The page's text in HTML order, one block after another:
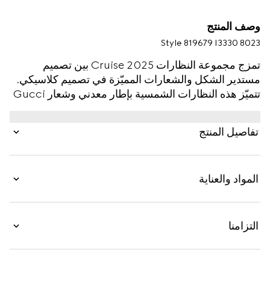
وصف المنتج
Style ‎819679 I3330 8023
تمزج مجموعة النظارات Cruise 2025 بين تصميم
مستدير الشكل والشعارات المميّزة في تصميم كلاسيكي.
تتميّز هذه النظارات الشمسية بإطار معدني وشعار Gucci
تفاصيل المنتج
المواد والعناية
التزامنا